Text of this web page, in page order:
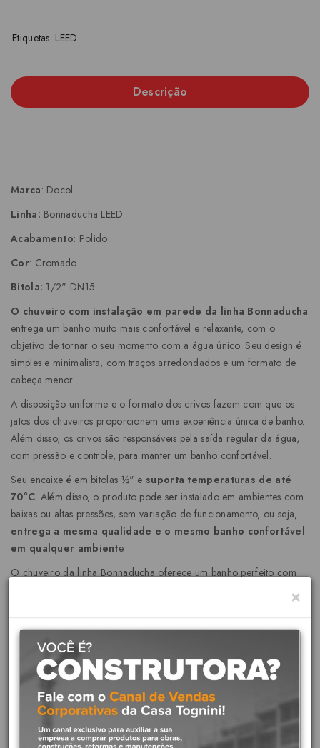
Etiquetas: LEED
Descrição
Marca: Docol
Linha: Bonnaducha LEED
Acabamento: Polido
Cor: Cromado
Bitola: 1/2" DN15
O chuveiro com instalação em parede da linha Bonnaducha
entrega um banho muito mais confortável e relaxante, com o
objetivo de tornar o seu momento com a água único. Seu design é
simples e minimalista, com traços arredondados e um formato de
cabeça menor.
A disposição uniforme e o formato dos crivos fazem com que os
jatos dos chuveiros proporcionem uma experiência única de banho.
Além disso, os crivos são responsáveis pela saída regular da água,
com pressão e controle, para manter um banho confortável.
Seu encaixe é em bitolas ½" e suporta temperaturas de até
70°C. Além disso, o produto pode ser instalado em ambientes com
baixas ou altas pressões, sem variação de funcionamento, ou seja,
entrega a mesma qualidade e o mesmo banho confortável
em qualquer ambiente.
O chuveiro da linha Bonnaducha oferece um banho perfeito com
jato ideal para um momento relaxante e confortável no dia a dia. O
produto tem a flexibilidade de instalação para casas e prédios,
independente do andar e da pressão da água.
Diferenciais do produto:
Certificação internacional de economia:
A Certificação
×